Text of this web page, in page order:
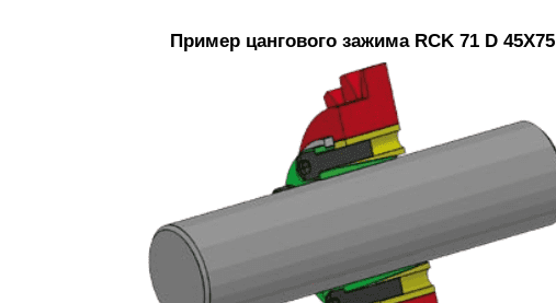
Пример цангового зажима RCK 71 D 45X75